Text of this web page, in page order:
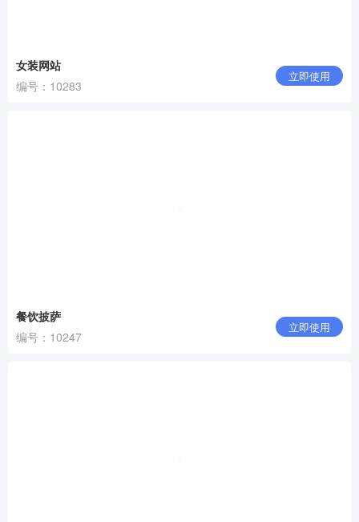
女装网站
编号：10283
立即使用
餐饮披萨
编号：10247
立即使用